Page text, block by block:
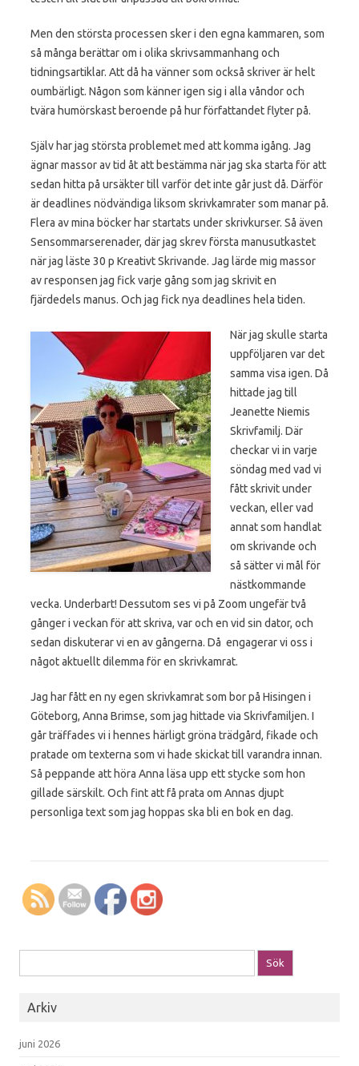
Men den största processen sker i den egna kammaren, som
så många berättar om i olika skrivsammanhang och
tidningsartiklar. Att då ha vänner som också skriver är helt
oumbärligt. Någon som känner igen sig i alla våndor och
tvära humörskast beroende på hur författandet flyter på.
Själv har jag största problemet med att komma igång. Jag
ägnar massor av tid åt att bestämma när jag ska starta för att
sedan hitta på ursäkter till varför det inte går just då. Därför
är deadlines nödvändiga liksom skrivkamrater som manar på.
Flera av mina böcker har startats under skrivkurser. Så även
Sensommarserenader, där jag skrev första manusutkastet
när jag läste 30 p Kreativt Skrivande. Jag lärde mig massor
av responsen jag fick varje gång som jag skrivit en
fjärdedels manus. Och jag fick nya deadlines hela tiden.
När jag skulle starta
uppföljaren var det
samma visa igen. Då
hittade jag till
Jeanette Niemis
Skrivfamilj. Där
checkar vi in varje
söndag med vad vi
fått skrivit under
veckan, eller vad
annat som handlat
om skrivande och
så sätter vi mål för
nästkommande
vecka. Underbart! Dessutom ses vi på Zoom ungefär två
gånger i veckan för att skriva, var och en vid sin dator, och
sedan diskuterar vi en av gångerna. Då engagerar vi oss i
något aktuellt dilemma för en skrivkamrat.
Jag har fått en ny egen skrivkamrat som bor på Hisingen i
Göteborg, Anna Brimse, som jag hittade via Skrivfamiljen. I
går träffades vi i hennes härligt gröna trädgård, fikade och
pratade om texterna som vi hade skickat till varandra innan.
Så peppande att höra Anna läsa upp ett stycke som hon
gillade särskilt. Och fint att få prata om Annas djupt
personliga text som jag hoppas ska bli en bok en dag.
Arkiv
juni 2026